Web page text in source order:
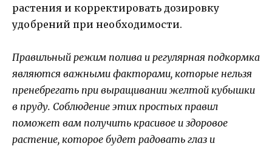
растения и корректировать дозировку
удобрений при необходимости.
Правильный режим полива и регулярная подкормка
являются важными факторами, которые нельзя
пренебрегать при выращивании желтой кубышки
в пруду. Соблюдение этих простых правил
поможет вам получить красивое и здоровое
растение, которое будет радовать глаз и